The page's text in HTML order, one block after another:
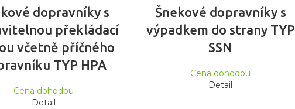
dopravníky s
překládací
včetně příčného
TYP HPA
Cena dohodou
Detail
Šnekové dopravníky s
výpadkem do strany TYP
SSN
Cena dohodou
Detail